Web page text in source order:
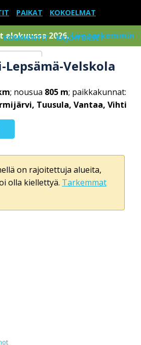
PAIKAT KOKOELMAT
KOMMENTIT RAJOITUKSET
Menu
elokuussa 2026.Lue tarkemmin
Lepsämä-Velskola
; nousua 805 m; paikkakunnat:
Tuusula, Vantaa, Vihti
on rajoitettuja alueita,
olla kiellettyä. Tarkemmat